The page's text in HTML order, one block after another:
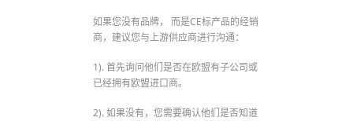
如果您没有品牌， 而是CE标产品的经销
商，建议您与上游供应商进行沟通：
1). 首先询问他们是否在欧盟有子公司或
已经拥有欧盟进口商。
2). 如果没有，您需要确认他们是否知道